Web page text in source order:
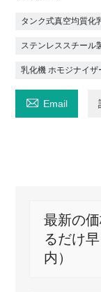
タンク式真空均質化
ステンレススチール
乳化機 ホモジナイザ
 Email
最新の
るだけ
内）